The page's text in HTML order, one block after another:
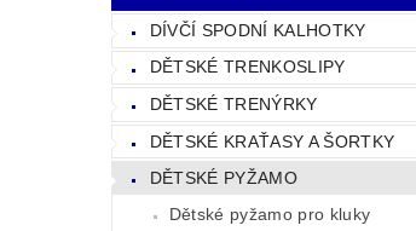
DÍVČÍ SPODNÍ KALHOTKY
DĚTSKÉ TRENKOSLIPY
DĚTSKÉ TRENÝRKY
DĚTSKÉ KRAŤASY A ŠORTKY
DĚTSKÉ PYŽAMO
Dětské pyžamo pro kluky